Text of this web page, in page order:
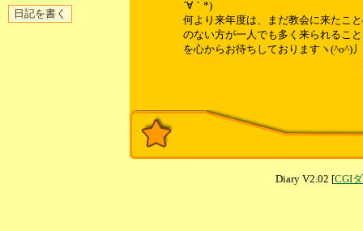
´∀｀*)
何より来年度は、まだ教会に来たこ
のない方が一人でも多く来られるこ
を心からお待ちしておりますヽ(^o^)丿
Mr.「M
Diary V2.02 [CGI